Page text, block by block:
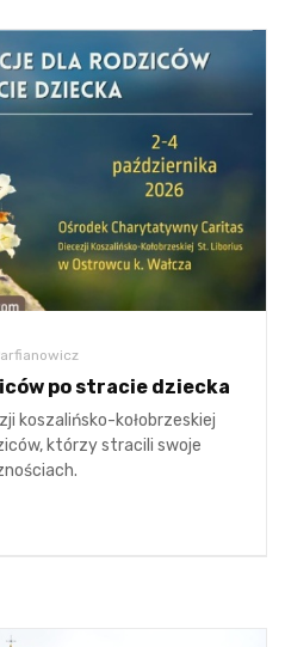
po stracie dziecka
koszalińsko-kołobrzeskiej
którzy stracili swoje